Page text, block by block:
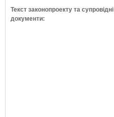
Текст законопроекту та супровідні
документи: